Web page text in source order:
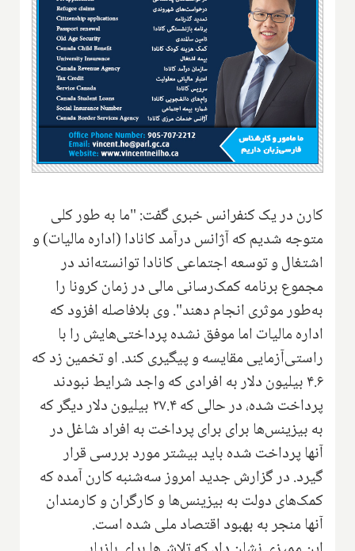
کارن در یک کنفرانس خبری گفت: "ما به طور کلی
متوجه شدیم که آژانس درآمد کانادا (اداره مالیات) و
اشتغال و توسعه اجتماعی کانادا توانسته‌اند در
مجموع برنامه کمک‌رسانی مالی در زمان کرونا را
به‌طور موثری انجام دهند". وی بلافاصله افزود که
اداره مالیات اما موفق نشده پرداختی‌هایش را با
راستی‌آزمایی مقایسه و پیگیری کند. او تخمین زد که
۴.۶ بیلیون دلار به افرادی که واجد شرایط نبودند
پرداخت شده، در حالی که ۲۷.۴ بیلیون دلار دیگر که
به بیزینس‌ها برای برای پرداخت به افراد شاغل در
آنها پرداخت شده باید بیشتر مورد بررسی قرار
گیرد. در گزارش جدید امروز سه‌شنبه کارن آمده که
کمک‌های دولت به بیزینس‌ها و کارگران و کارمندان
آنها منجر به بهبود اقتصاد ملی شده است.